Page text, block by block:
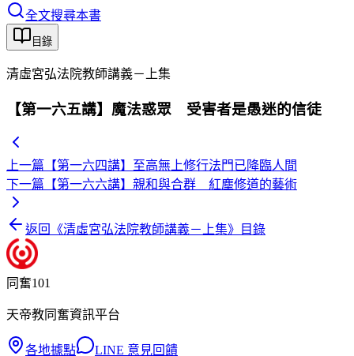
全文搜尋本書
目錄
清虛宮弘法院教師講義－上集
【第一六五講】魔法惑眾 受害者是愚迷的信徒
上一篇 【第一六四講】至高無上修行法門已降臨人間
下一篇 【第一六六講】親和與合群 紅塵修道的藝術
返回《清虛宮弘法院教師講義－上集》目錄
同奮101
天帝教同奮資訊平台
各地據點 LINE 意見回饋